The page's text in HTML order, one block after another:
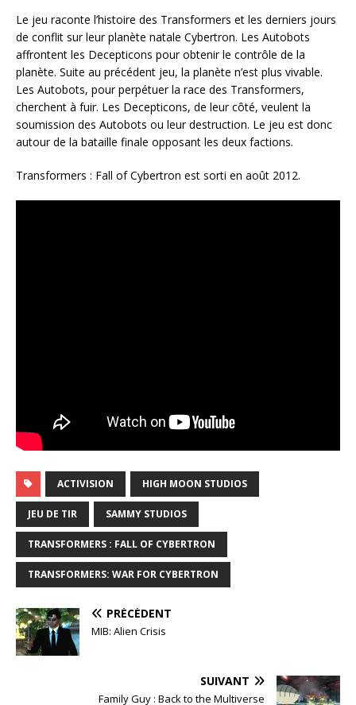
Le jeu raconte l’histoire des Transformers et les derniers jours
de conflit sur leur planète natale Cybertron. Les Autobots
affrontent les Decepticons pour obtenir le contrôle de la
planète. Suite au précédent jeu, la planète n’est plus vivable.
Les Autobots, pour perpétuer la race des Transformers,
cherchent à fuir. Les Decepticons, de leur côté, veulent la
soumission des Autobots ou leur destruction. Le jeu est donc
autour de la bataille finale opposant les deux factions.
Transformers : Fall of Cybertron est sorti en août 2012.
ACTIVISION HIGH MOON STUDIOS
JEU DE TIR SAMMY STUDIOS
TRANSFORMERS : FALL OF CYBERTRON
TRANSFORMERS: WAR FOR CYBERTRON
PRÉCÉDENT
MIB: Alien Crisis
SUIVANT
Family Guy : Back to the Multiverse